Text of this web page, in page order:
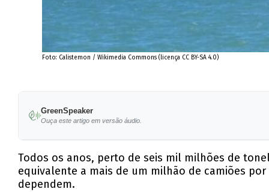
Foto: Calistemon / Wikimedia Commons (licença CC BY-SA 4.0)
GreenSpeaker
Ouça este artigo em versão áudio.
Todos os anos, perto de seis mil milhões de
equivalente a mais de um milhão de camiões
dependem.